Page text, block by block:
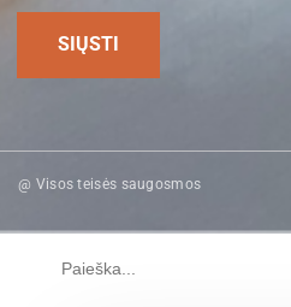
@ Visos teisės saugosmos